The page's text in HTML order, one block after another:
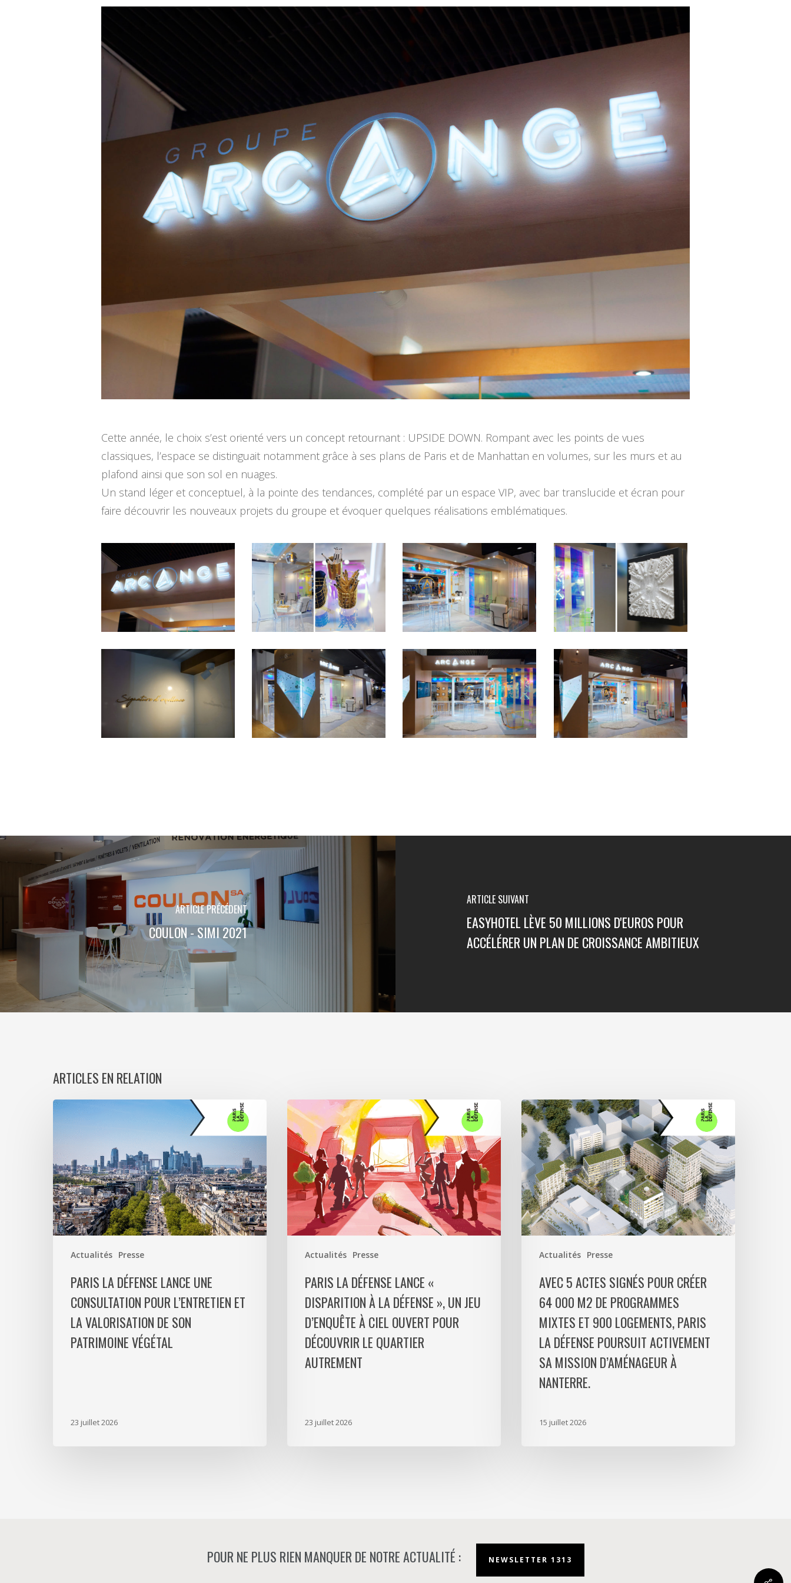
Cette année, le choix s’est orienté vers un concept retournant : UPSIDE DOWN. Rompant avec les points de vues
classiques, l’espace se distinguait notamment grâce à ses plans de Paris et de Manhattan en volumes, sur les murs et au
plafond ainsi que son sol en nuages.
Un stand léger et conceptuel, à la pointe des tendances, complété par un espace VIP, avec bar translucide et écran pour
faire découvrir les nouveaux projets du groupe et évoquer quelques réalisations emblématiques.
ARTICLE PRÉCÉDENT
COULON - SIMI 2021
ARTICLE SUIVANT
EASYHOTEL LÈVE 50 MILLIONS D'EUROS POUR
ACCÉLÉRER UN PLAN DE CROISSANCE AMBITIEUX
ARTICLES EN RELATION
Actualités Presse
Paris
La
Défense
une
consultation
pour
l’entretien
et
valorisation
patrimoine
végétal
PARIS LA DÉFENSE LANCE UNE
CONSULTATION POUR L’ENTRETIEN ET
LA VALORISATION DE SON
PATRIMOINE VÉGÉTAL
23 juillet 2026
Actualités Presse
Paris
La
Défense
lance
Disparition
à
Défense
d’enquête
ouvert
découvrir
PARIS LA DÉFENSE LANCE «
DISPARITION À LA DÉFENSE », UN JEU
D’ENQUÊTE À CIEL OUVERT POUR
DÉCOUVRIR LE QUARTIER
AUTREMENT
23 juillet 2026
Actualités Presse
Avec
5
actes
signés
pour
créer
64
000
m2
programmes
logements,
Paris
Défense
poursuit
mission
AVEC 5 ACTES SIGNÉS POUR CRÉER
64 000 M2 DE PROGRAMMES
MIXTES ET 900 LOGEMENTS, PARIS
LA DÉFENSE POURSUIT ACTIVEMENT
SA MISSION D’AMÉNAGEUR À
NANTERRE.
15 juillet 2026
POUR NE PLUS RIEN MANQUER DE NOTRE ACTUALITÉ : NEWSLETTER 1313